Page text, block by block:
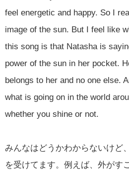
feel energetic and happy. So I
image of the sun. But I feel like
this song is that Natasha is
power of the sun in her pocket.
belongs to her and no one else.
what is going on in the world
whether you shine or not.
みんなはどうかわからないけど
を受けてます。例えば、外がす